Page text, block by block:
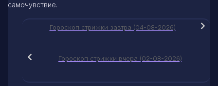
самочувствие.
Гороскоп стрижки завтра (04-08-2026)
Гороскоп стрижки вчера (02-08-2026)